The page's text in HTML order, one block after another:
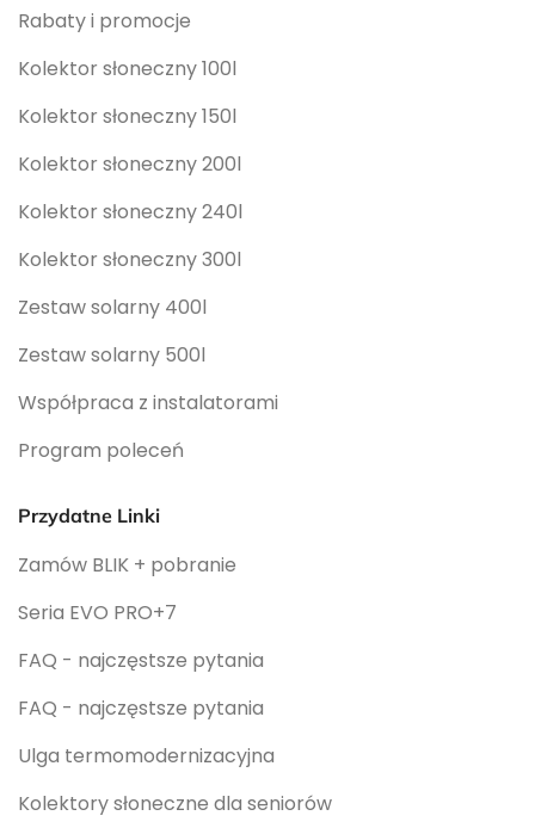
Rabaty i promocje
Kolektor słoneczny 100l
Kolektor słoneczny 150l
Kolektor słoneczny 200l
Kolektor słoneczny 240l
Kolektor słoneczny 300l
Zestaw solarny 400l
Zestaw solarny 500l
Współpraca z instalatorami
Program poleceń
Przydatne Linki
Zamów BLIK + pobranie
Seria EVO PRO+7
FAQ - najczęstsze pytania
FAQ - najczęstsze pytania
Ulga termomodernizacyjna
Kolektory słoneczne dla seniorów